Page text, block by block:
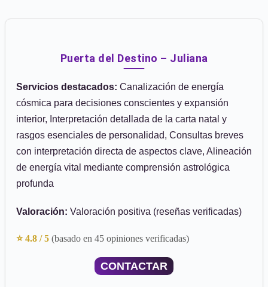
Puerta del Destino – Juliana
Servicios destacados: Canalización de energía
cósmica para decisiones conscientes y expansión
interior, Interpretación detallada de la carta natal y
rasgos esenciales de personalidad, Consultas breves
con interpretación directa de aspectos clave, Alineación
de energía vital mediante comprensión astrológica
profunda
Valoración: Valoración positiva (reseñas verificadas)
⭐ 4.8 / 5 (basado en 45 opiniones verificadas)
CONTACTAR